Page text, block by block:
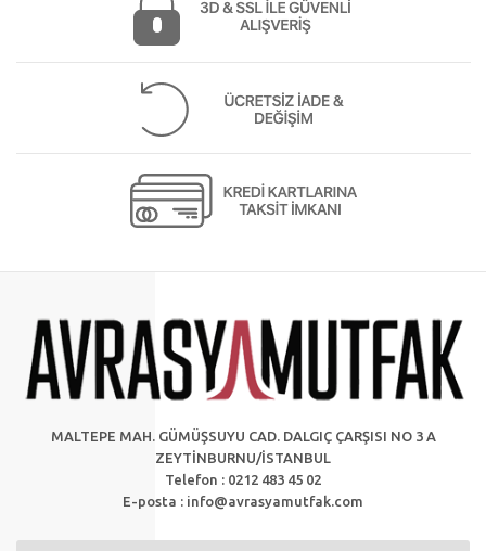
MALTEPE MAH. GÜMÜŞSUYU CAD. DALGIÇ ÇARŞISI NO 3 A
ZEYTİNBURNU/İSTANBUL
Telefon : 0212 483 45 02
E-posta : info@avrasyamutfak.com